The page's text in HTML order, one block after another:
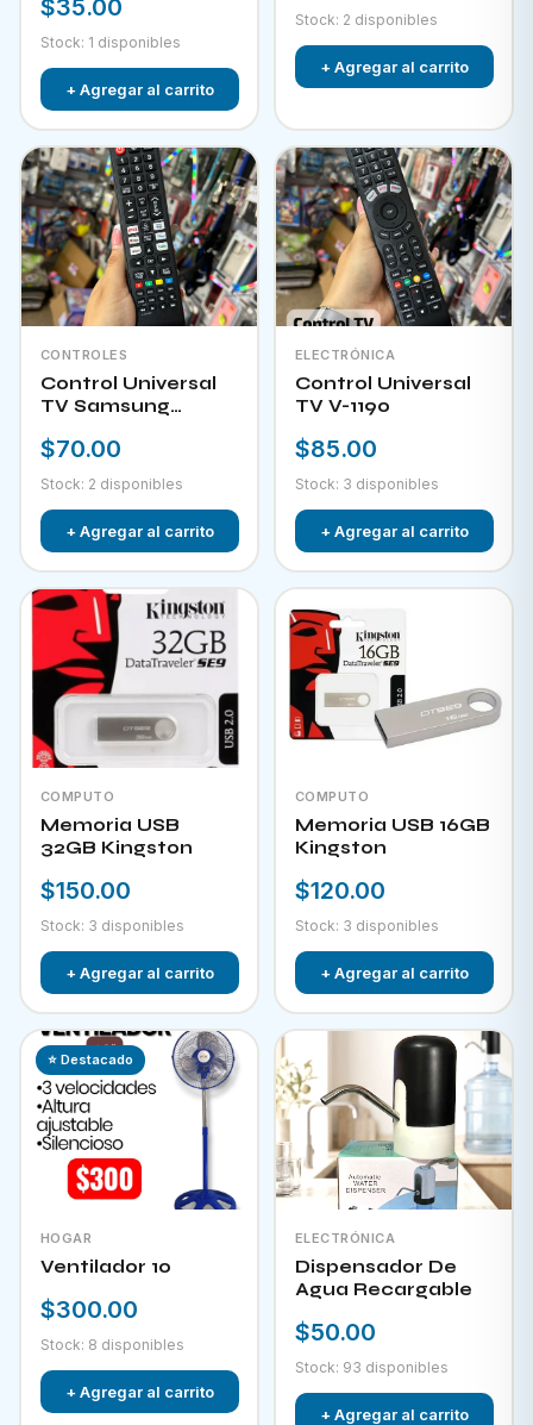
$35.00
Stock: 1 disponibles
+ Agregar al carrito
Stock: 2 disponibles
+ Agregar al carrito
CONTROLES
Control Universal
TV Samsung
$70.00
Stock: 2 disponibles
+ Agregar al carrito
ELECTRÓNICA
Control Universal
TV V-1190
$85.00
Stock: 3 disponibles
+ Agregar al carrito
COMPUTO
Memoria USB
32GB Kingston
$150.00
Stock: 3 disponibles
+ Agregar al carrito
COMPUTO
Memoria USB 16GB
Kingston
$120.00
Stock: 3 disponibles
+ Agregar al carrito
⭐ Destacado
HOGAR
Ventilador 10
$300.00
Stock: 8 disponibles
+ Agregar al carrito
ELECTRÓNICA
Dispensador De
Agua Recargable
$50.00
Stock: 93 disponibles
+ Agregar al carrito